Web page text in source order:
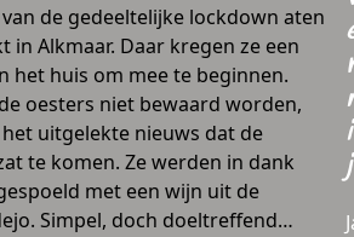
de gedeeltelijke lockdown aten
in Alkmaar. Daar kregen ze een
het huis om mee te beginnen.
oesters niet bewaard worden,
uitgelekte nieuws dat de
te komen. Ze werden in dank
met een wijn uit de
Simpel, doch doeltreffend…
i
j